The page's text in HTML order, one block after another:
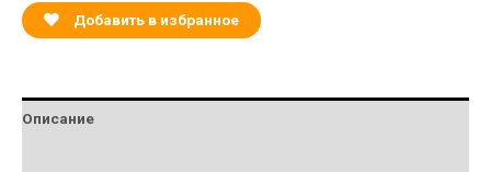
Добавить в избранное
Описание